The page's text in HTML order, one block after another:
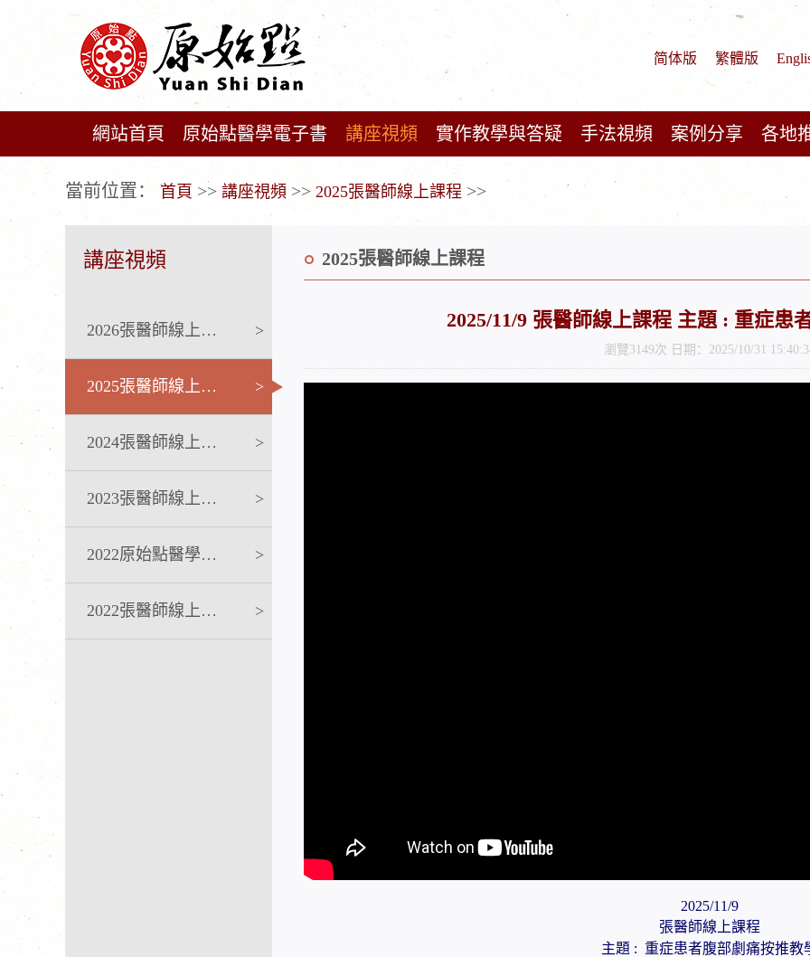
简体版 繁體版
網站首頁 原始點醫學電子書 講座視頻 實作教學與答疑 手法視頻 案例分享 各地
當前位置： 首頁 >> 講座視頻 >> 2025張醫師線上課程 >>
講座視頻
2026張醫師線上課程 >
2025張醫師線上課程 >
2024張醫師線上課程 >
2023張醫師線上課程 >
2022原始點醫學完整版講座 >
2022張醫師線上課程 >
2025張醫師線上課程
2025/11/9 張醫師線上課程 主題 : 重症患
瀏覽3149次 日期：2025/10/31
2025/11/9
張醫師線上課程
主題 : 重症患者腹部劇痛按推教